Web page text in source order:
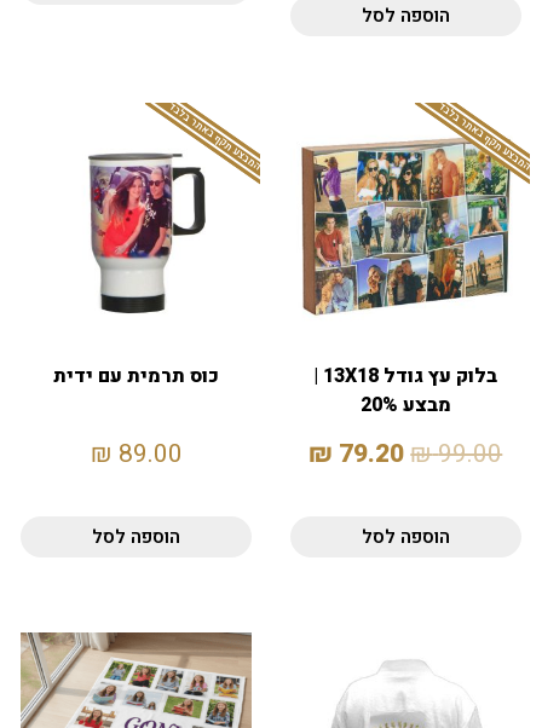
הוספה לסל
המבצע תקף באתר בלבד
בלוק עץ גודל 13X18 |
מבצע 20%
99.00
₪
79.20
₪
הוספה לסל
המבצע תקף באתר בלבד
כוס תרמית עם ידית
89.00
₪
הוספה לסל